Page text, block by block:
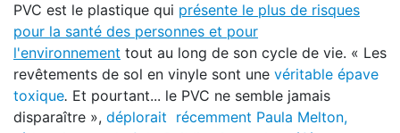
PVC est le plastique qui présente le plus de risques
pour la santé des personnes et pour
l'environnement tout au long de son cycle de vie. « Les
revêtements de sol en vinyle sont une véritable épave
toxique. Et pourtant... le PVC ne semble jamais
disparaître », déplorait récemment Paula Melton,